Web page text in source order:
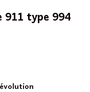
911 type 994